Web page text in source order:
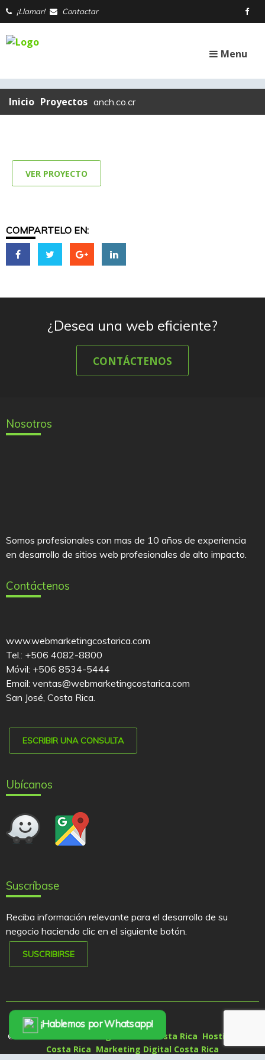
¡Hablemos por Whatsapp!
¡Llamar! Contactar
Menu
Inicio Proyectos anch.co.cr
VER PROYECTO
COMPARTELO EN:
¿Desea una web eficiente?
CONTÁCTENOS
Nosotros
Somos profesionales con mas de 10 años de experiencia
en desarrollo de sitios web profesionales de alto impacto.
Contáctenos
www.webmarketingcostarica.com
Tel.: +506 4082-8800
Móvil: +506 8534-5444
Email: ventas@webmarketingcostarica.com
San José, Costa Rica.
ESCRIBIR UNA CONSULTA
Ubícanos
Suscríbase
Reciba información relevante para el desarrollo de su
negocio haciendo clic en el siguiente botón.
SUSCRIBIRSE
© 2007-2022 Diseño Paginas Web Costa Rica Hosting Web
Costa Rica Marketing Digital Costa Rica